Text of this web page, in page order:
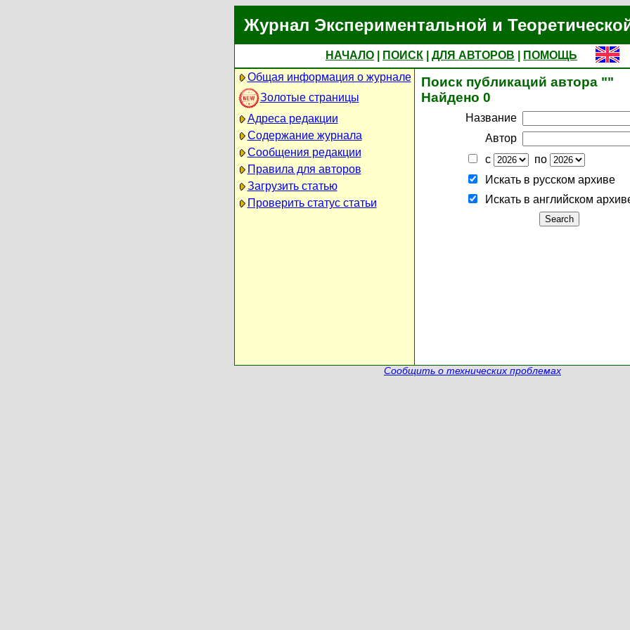
Журнал Экспериментальной и
НАЧАЛО ПОИСК ДЛЯ АВТОРОВ
ПОМОЩЬ
Общая информация о журнале
Золотые страницы
Адреса редакции
Содержание журнала
Сообщения редакции
Правила для авторов
Загрузить статью
Проверить статус статьи
Поиск публикаций автора ""
Найдено 0
Название
Автор
с
по
Искать в русском архиве
Искать в английском
Сообщить о технических проблемах